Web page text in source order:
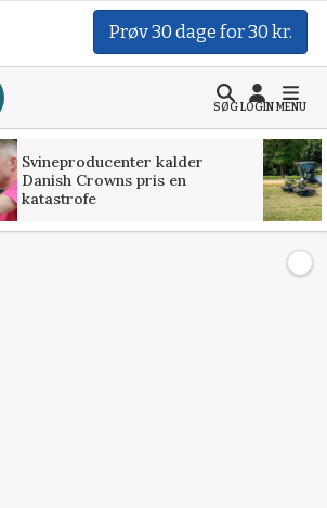
Prøv 30 dage for 30 kr.
SØGLOGINMENU
Svineproducenter kalder
Danish Crowns pris en
katastrofe